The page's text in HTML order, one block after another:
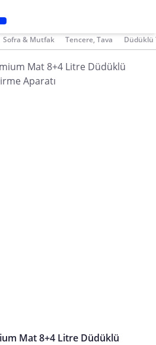
Sofra & Mutfak Tencere, Tava Düdüklü
Mat 8+4 Litre Düdüklü